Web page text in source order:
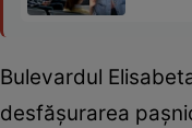
Bulevardul
desfășurarea